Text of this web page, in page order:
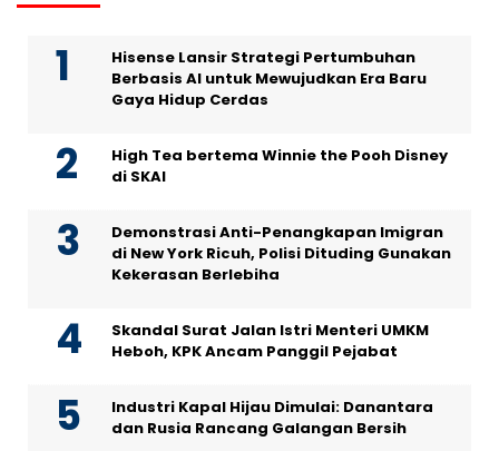
Hisense Lansir Strategi Pertumbuhan
Berbasis AI untuk Mewujudkan Era Baru
Gaya Hidup Cerdas
High Tea bertema Winnie the Pooh Disney
di SKAI
Demonstrasi Anti-Penangkapan Imigran
di New York Ricuh, Polisi Dituding Gunakan
Kekerasan Berlebiha
Skandal Surat Jalan Istri Menteri UMKM
Heboh, KPK Ancam Panggil Pejabat
Industri Kapal Hijau Dimulai: Danantara
dan Rusia Rancang Galangan Bersih